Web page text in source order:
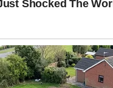
koji vam pripadaju.